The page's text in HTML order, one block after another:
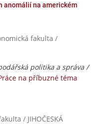
anomálií na americkém
fakulta /
politika a správa /
na příbuzné téma
/ JIHOČESKÁ